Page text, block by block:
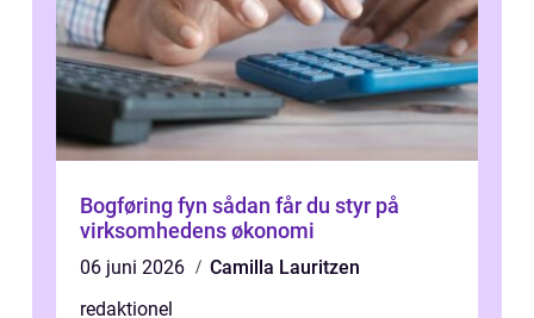
Bogføring fyn sådan får du styr på
virksomhedens økonomi
06 juni 2026
Camilla Lauritzen
redaktionel